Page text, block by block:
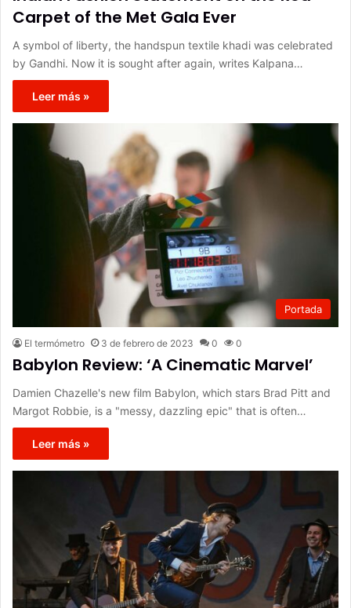
Carpet of the Met Gala Ever
A symbol of liberty, the handspun textile khadi was celebrated
by Gandhi. Now it is sought after again, writes Kalpana…
Leer más »
Portada
El termómetro 3 de febrero de 2023 0 0
Babylon Review: ‘A Cinematic Marvel’
Damien Chazelle's new film Babylon, which stars Brad Pitt and
Margot Robbie, is a "messy, dazzling epic" that is often…
Leer más »